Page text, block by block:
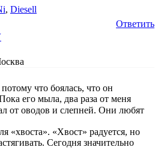
, Diesell
Ответить
что боялась, что он
его мыла, два раза от меня
от оводов и слепней. Они любят
«хвоста». «Хвост» радуется, но
Сегодня значительно